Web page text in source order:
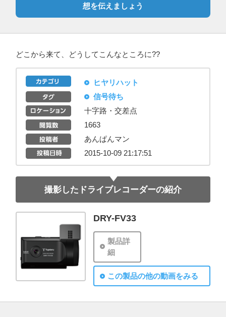
想を伝えましょう
どこから来て、どうしてこんなところに??
ヒヤリハット
信号待ち
十字路・交差点
1663
あんぱんマン
2015-10-09 21:17:51
撮影したドライブレコーダーの紹介
DRY-FV33
製品詳
細
この製品の他の動画をみる